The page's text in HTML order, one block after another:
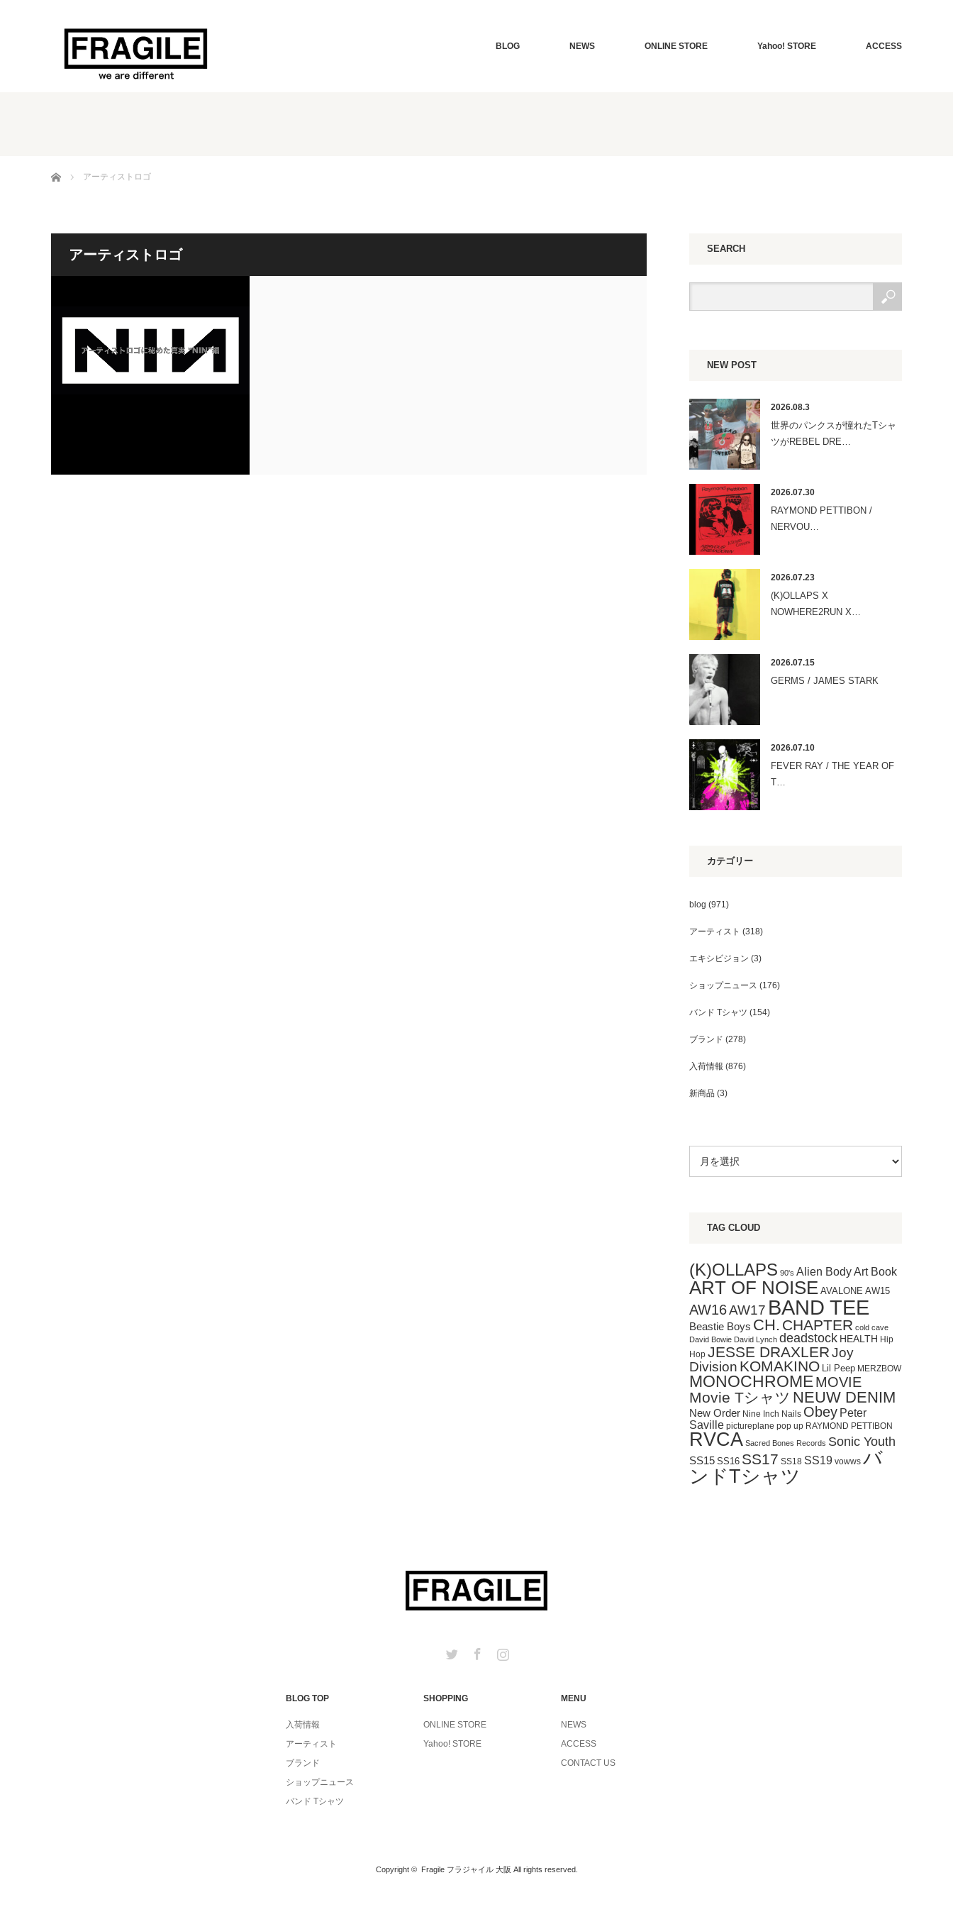
BLOG NEWS ONLINE STORE Yahoo! STORE ACCESS
ホーム アーティストロゴ
アーティストロゴ SEARCH
NEW POST
2026.08.3
世界のパンクスが憧れたTシャ
ツがREBEL DRE…
2026.07.30
RAYMOND PETTIBON /
NERVOU…
2026.07.23
(K)OLLAPS X
NOWHERE2RUN X…
2026.07.15
GERMS / JAMES STARK
2026.07.10
FEVER RAY / THE YEAR OF
T…
カテゴリー
blog (971)
アーティスト (318)
エキシビジョン (3)
ショップニュース (176)
バンド Tシャツ (154)
ブランド (278)
入荷情報 (876)
新商品 (3)
TAG CLOUD
(K)OLLAPS 90's Alien BodyArt Book
ART OF NOISE AVALONE AW15
AW16AW17 BAND TEE
Beastie Boys CH. CHAPTER cold cave
David Bowie David Lynch deadstock HEALTH Hip
Hop JESSE DRAXLERJoy
Division KOMAKINO Lil Peep MERZBOW
MONOCHROMEMOVIE
Movie Tシャツ NEUW DENIM
New Order Nine Inch Nails Obey Peter
Saville pictureplane pop up RAYMOND PETTIBON
RVCA Sacred Bones Records Sonic Youth
SS15 SS16 SS17 SS18 SS19 vowws バ
ンドTシャツ
Twitter Facebook
BLOG TOP
入荷情報
アーティスト
ブランド
ショップニュース
バンド Tシャツ
SHOPPING
ONLINE STORE
Yahoo! STORE
MENU
NEWS
ACCESS
CONTACT US
Copyright © Fragile フラジャイル 大阪 All rights reserved.